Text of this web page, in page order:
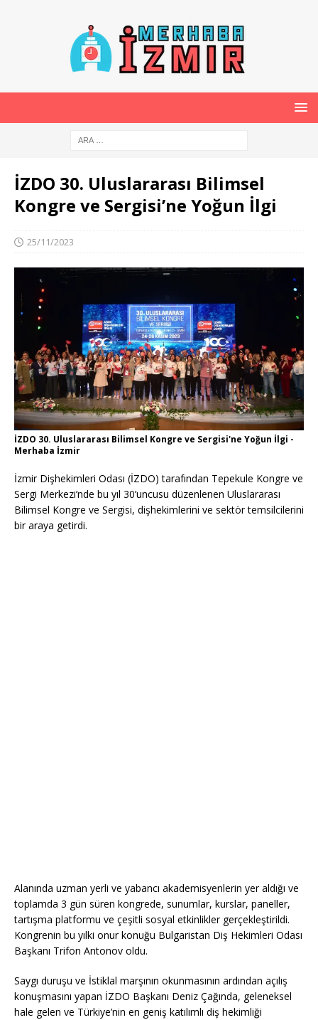
İZDO 30. Uluslararası Bilimsel
Kongre ve Sergisi’ne Yoğun İlgi
25/11/2023
İZDO 30. Uluslararası Bilimsel Kongre ve Sergisi'ne Yoğun İlgi -
Merhaba İzmir
İzmir Dişhekimleri Odası (İZDO) tarafından Tepekule Kongre ve
Sergi Merkezi’nde bu yıl 30’uncusu düzenlenen Uluslararası
Bilimsel Kongre ve Sergisi, dişhekimlerini ve sektör temsilcilerini
bir araya getirdi.
Alanında uzman yerli ve yabancı akademisyenlerin yer aldığı ve
toplamda 3 gün süren kongrede, sunumlar, kurslar, paneller,
tartışma platformu ve çeşitli sosyal etkinlikler gerçekleştirildi.
Kongrenin bu yılki onur konuğu Bulgaristan Diş Hekimleri Odası
Başkanı Trifon Antonov oldu.
Saygı duruşu ve İstiklal marşının okunmasının ardından açılış
konuşmasını yapan İZDO Başkanı Deniz Çağında, geleneksel
hale gelen ve Türkiye’nin en geniş katılımlı diş hekimliği